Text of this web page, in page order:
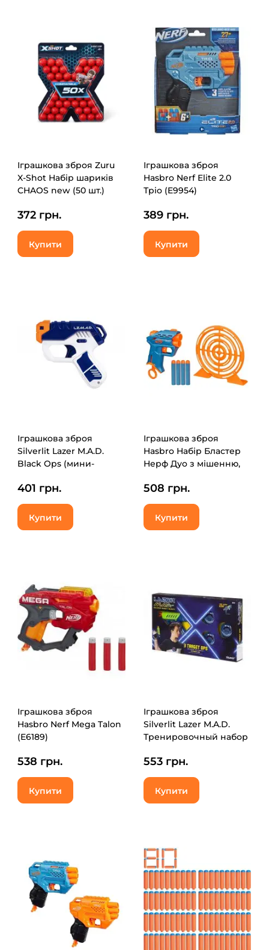
Іграшкова зброя Zuru
X-Shot Набір шариків
CHAOS new (50 шт.)
372 грн.
Купити
Іграшкова зброя
Hasbro Nerf Elite 2.0
Тріо (E9954)
389 грн.
Купити
Іграшкова зброя
Silverlit Lazer M.A.D.
Black Ops (мини-
86861)
401 грн.
Купити
Іграшкова зброя
Hasbro Набір Бластер
Нерф Дуо з мішенню,
508 грн.
Купити
Іграшкова зброя
Hasbro Nerf Mega Talon
(E6189)
538 грн.
Купити
Іграшкова зброя
Silverlit Lazer M.A.D.
Тренировочный набор
(LM-86846)
553 грн.
Купити